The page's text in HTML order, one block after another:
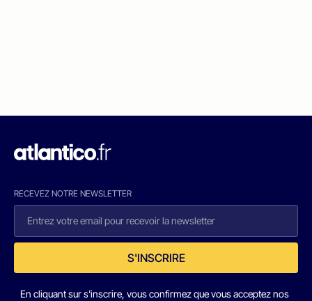
RECEVEZ NOTRE NEWSLETTER
S'INSCRIRE
En cliquant sur s'inscrire, vous confirmez que vous acceptez nos